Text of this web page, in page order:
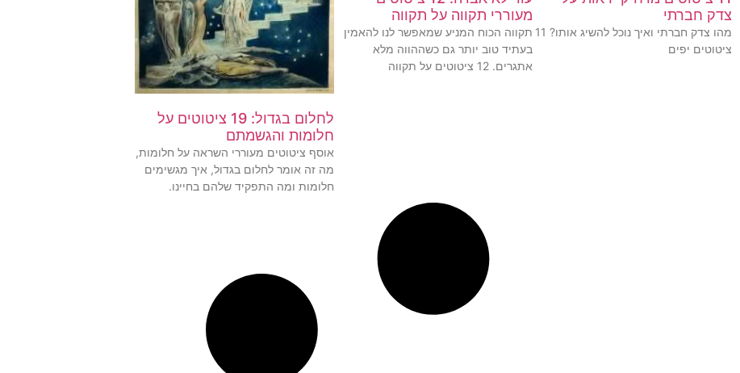
צדק חברתי
מהו צדק חברתי ואיך נוכל להשיג אותו? 11
ציטוטים יפים
מעוררי תקווה על תקווה
תקווה הכוח המניע שמאפשר לנו להאמין
בעתיד טוב יותר גם כשההווה מלא
אתגרים. 12 ציטוטים על תקווה
לחלום בגדול: 19 ציטוטים על
חלומות והגשמתם
אוסף ציטוטים מעוררי השראה על חלומות,
מה זה אומר לחלום בגדול, איך מגשימים
חלומות ומה התפקיד שלהם בחיינו.